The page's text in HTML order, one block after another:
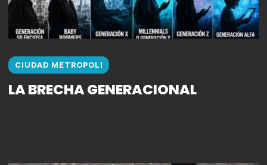
CIUDAD METROPOLI
LA BRECHA GENERACIONAL